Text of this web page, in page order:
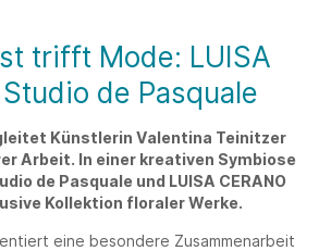
trifft Mode: LUISA
de Pasquale
Künstlerin Valentina Teinitzer
Arbeit. In einer kreativen Symbiose
de Pasquale und LUISA CERANO
Kollektion floraler Werke.
eine besondere Zusammenarbeit